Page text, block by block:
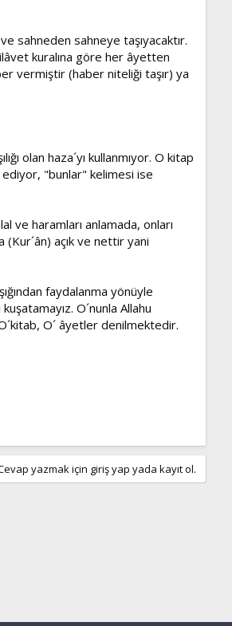
sahneden sahneye taşıyacaktır.
kuralına göre her âyetten
vermiştir (haber niteliği taşır) ya
olan haza´yı kullanmıyor. O kitap
ediyor, "bunlar" kelimesi ise
ve haramları anlamada, onları
açık ve nettir yani
faydalanma yönüyle
O´nunla Allahu
O´kitab, O´ âyetler denilmektedir.
yazmak için giriş yap yada kayıt ol.